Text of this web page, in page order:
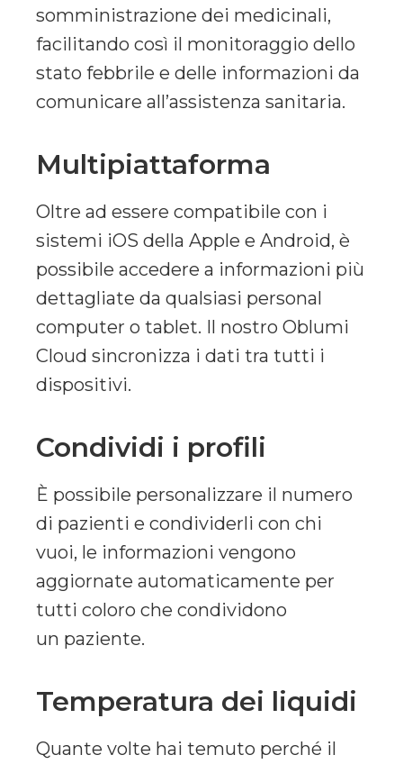
somministrazione dei medicinali,
facilitando così il monitoraggio dello
stato febbrile e delle informazioni da
comunicare all’assistenza sanitaria.
Multipiattaforma
Oltre ad essere compatibile con i
sistemi iOS della Apple e Android, è
possibile accedere a informazioni più
dettagliate da qualsiasi personal
computer o tablet. Il nostro Oblumi
Cloud sincronizza i dati tra tutti i
dispositivi.
Condividi i profili
È possibile personalizzare il numero
di pazienti e condividerli con chi
vuoi, le informazioni vengono
aggiornate automaticamente per
tutti coloro che condividono
un paziente.
Temperatura dei liquidi
Quante volte hai temuto perché il